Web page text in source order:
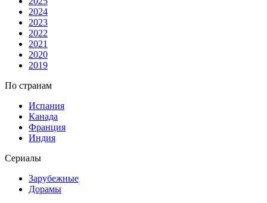
2024
2023
2022
2021
2020
2019
По странам
Испания
Канада
Франция
Индия
Сериалы
Зарубежные
Дорамы